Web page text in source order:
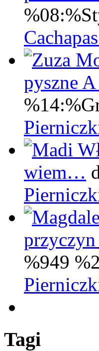
pyszne
wiem…
%949
Tagi